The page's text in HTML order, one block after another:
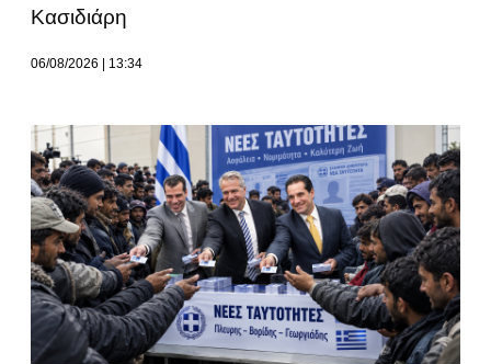
Κασιδιάρη
06/08/2026 13:34